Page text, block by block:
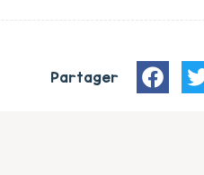
Partager